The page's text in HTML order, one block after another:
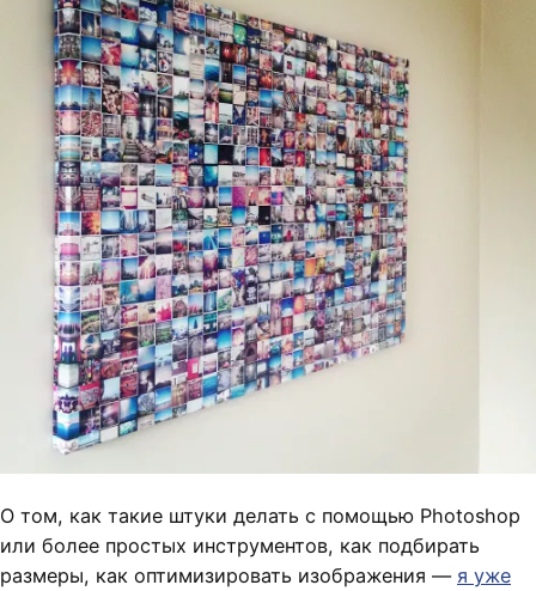
О том, как такие штуки делать с помощью Photoshop
или более простых инструментов, как подбирать
размеры, как оптимизировать изображения — я уже